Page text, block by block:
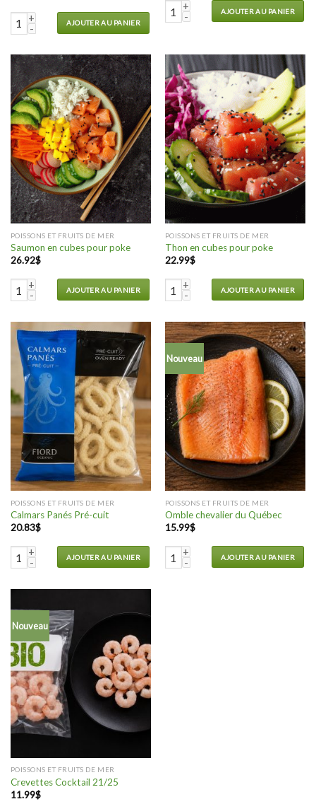
quantité de Crevettes nordiques cuites et décortiquées 90/130
AJOUTER AU PANIER
quantité de Darne de thon (Sea
AJOUTER AU PANIER
POISSONS ET FRUITS DE MER
Saumon en cubes pour poke
26.92$
quantité de Saumon en cubes pour poke
AJOUTER AU PANIER
POISSONS ET FRUITS DE MER
Thon en cubes pour poke
22.99$
quantité de Thon en cubes pour
AJOUTER AU PANIER
POISSONS ET FRUITS DE MER
Calmars Panés Pré-cuit
20.83$
quantité de Calmars Panés Pré-cuit
AJOUTER AU PANIER
Nouveau
POISSONS ET FRUITS DE MER
Omble chevalier du Québec
15.99$
quantité de Omble chevalier du
AJOUTER AU PANIER
Nouveau
POISSONS ET FRUITS DE MER
Crevettes Cocktail 21/25
11.99$